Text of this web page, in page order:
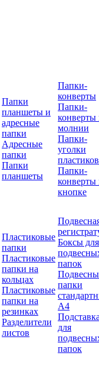
Папки
планшеты и
адресные
папки
Адресные
папки
Папки
планшеты
Папки-
конверты
Папки-
конверты
молнии
Папки-
уголки
Папки-
конверты
кнопке
Пластиковые
папки
Пластиковые
папки на
кольцах
Пластиковые
папки на
резинках
Разделители
листов
Боксы для
папок
папки
А4
для
папок